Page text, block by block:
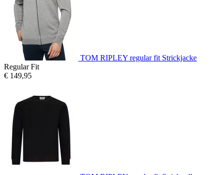
TOM RIPLEY regular fit Strickjacke
Regular Fit
€ 149,95